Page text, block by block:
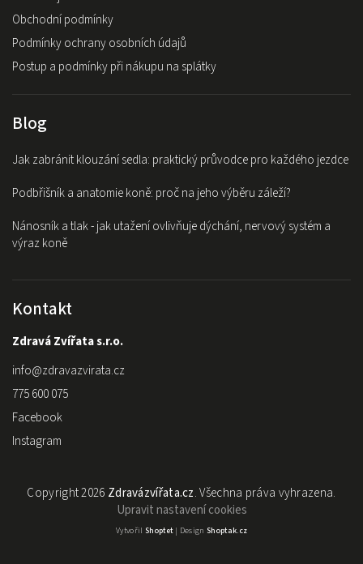
Obchodní podmínky
Podmínky ochrany osobních údajů
Postup a podmínky při nákupu na splátky
Blog
Jak zabránit klouzání sedla: praktický průvodce pro každého jezdce
Podbřišník a anatomie koně: proč na jeho výběru záleží?
Nánosník a tlak - jak utažení ovlivňuje dýchání, nervový systém a
výraz koně
Kontakt
Zdravá Zvířata s.r.o.
info@zdravazvirata.cz
775 600 075
Facebook
Instagram
Copyright 2026 Zdravázvířata.cz. Všechna práva vyhrazena.
Upravit nastavení cookies
Vytvořil Shoptet| Design Shoptak.cz